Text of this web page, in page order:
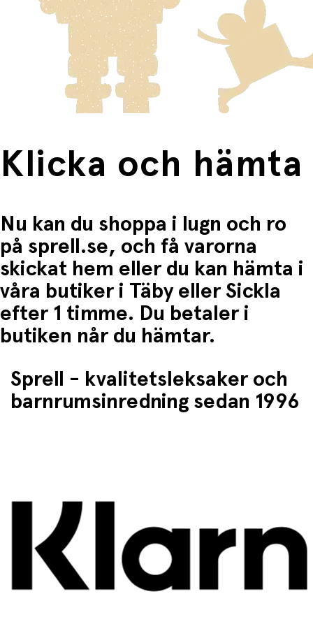
skickas med Posten/Brings tjänst
Home Delivery
. Detta
innebär en högre fraktkostnad.
Produkter som omfattas av detta är tydligt märkta, och
frakten för dessa varor visas i kassan.
Fri frakt när du handlar för mer än 1500:-
Klicka och hämta:
Du betalar när du hämtar varorna i butiken.
Klicka och hämta
Nu kan du shoppa i lugn och ro
på sprell.se, och få varorna
skickat hem eller du kan hämta i
våra butiker i Täby eller Sickla
efter 1 timme. Du betaler i
butiken når du hämtar.
Sprell - kvalitetsleksaker och
barnrumsinredning sedan 1996